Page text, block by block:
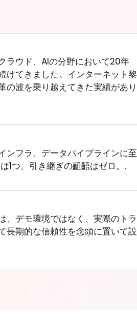
ラウド、AIの分野において20年
けてきました。インターネット黎
の波を乗り越えてきた実績があり
ンフラ、データパイプラインに至
1つ、引き継ぎの齟齬はゼロ。.
、デモ環境ではなく、実際のトラ
長期的な信頼性を念頭に置いて設